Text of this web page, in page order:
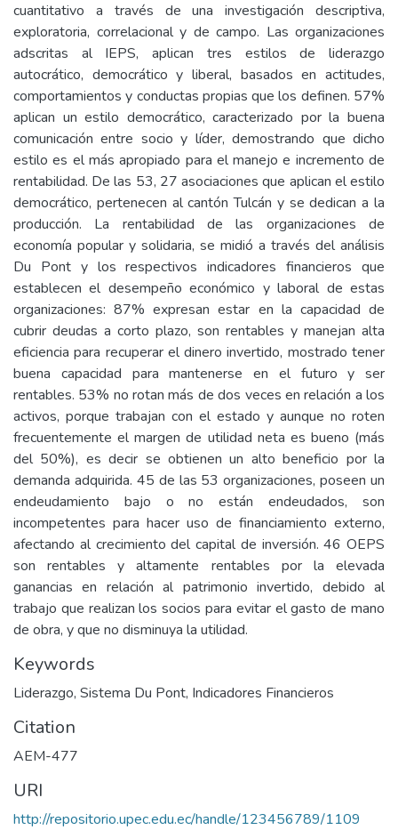
cuantitativo a través de una investigación descriptiva,
exploratoria, correlacional y de campo. Las organizaciones
adscritas al IEPS, aplican tres estilos de liderazgo
autocrático, democrático y liberal, basados en actitudes,
comportamientos y conductas propias que los definen. 57%
aplican un estilo democrático, caracterizado por la buena
comunicación entre socio y líder, demostrando que dicho
estilo es el más apropiado para el manejo e incremento de
rentabilidad. De las 53, 27 asociaciones que aplican el estilo
democrático, pertenecen al cantón Tulcán y se dedican a la
producción. La rentabilidad de las organizaciones de
economía popular y solidaria, se midió a través del análisis
Du Pont y los respectivos indicadores financieros que
establecen el desempeño económico y laboral de estas
organizaciones: 87% expresan estar en la capacidad de
cubrir deudas a corto plazo, son rentables y manejan alta
eficiencia para recuperar el dinero invertido, mostrado tener
buena capacidad para mantenerse en el futuro y ser
rentables. 53% no rotan más de dos veces en relación a los
activos, porque trabajan con el estado y aunque no roten
frecuentemente el margen de utilidad neta es bueno (más
del 50%), es decir se obtienen un alto beneficio por la
demanda adquirida. 45 de las 53 organizaciones, poseen un
endeudamiento bajo o no están endeudados, son
incompetentes para hacer uso de financiamiento externo,
afectando al crecimiento del capital de inversión. 46 OEPS
son rentables y altamente rentables por la elevada
ganancias en relación al patrimonio invertido, debido al
trabajo que realizan los socios para evitar el gasto de mano
de obra, y que no disminuya la utilidad.
Keywords
Liderazgo, Sistema Du Pont, Indicadores Financieros
Citation
AEM-477
URI
http://repositorio.upec.edu.ec/handle/123456789/1109